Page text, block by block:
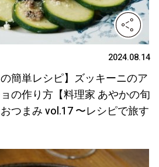
2024.08.14
の簡単レシピ】ズッキーニのア
の作り方【料理家 あやかの旬
つまみ vol.17 〜レシピで旅す